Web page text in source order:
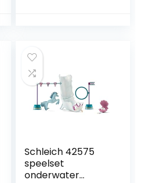
Schleich 42575
speelset
onderwater